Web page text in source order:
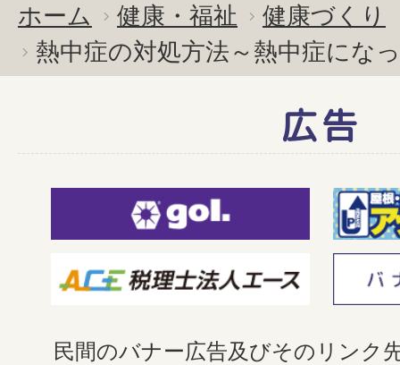
ホーム 健康・福祉
健康づくり
熱中症の対処方法～熱中症にな
広告
民間のバナー広告及びそのリンク